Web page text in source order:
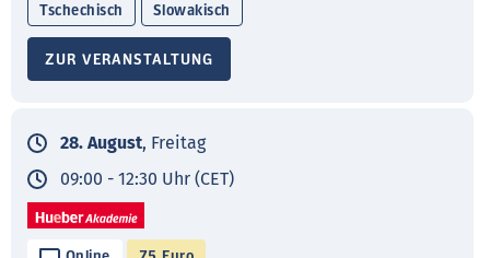
Tschechisch Slowakisch
ZUR VERANSTALTUNG
28. August, Freitag
09:00 - 12:30 Uhr (CET)